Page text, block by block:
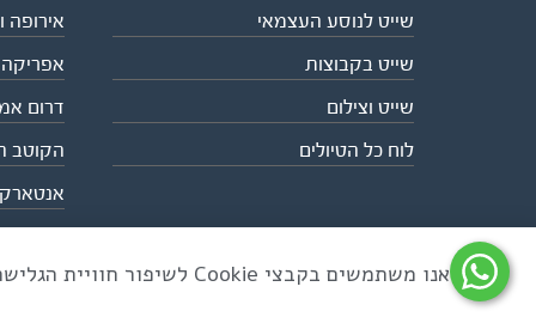
שייט לנוסע העצמאי
שייט בקבוצות
שייט וצילום
לוח כל הטיולים
אירופה
אפריקה
דרום
הקוטב
כל הזכויות שמורות לאקו טיולי שטח | טלפון 03-6879090 | פקס 03-6879099 |
אנו משתמשים בקבצי Cookie לשיפור חוויית הגלישה ולניתוח שימוש באתר